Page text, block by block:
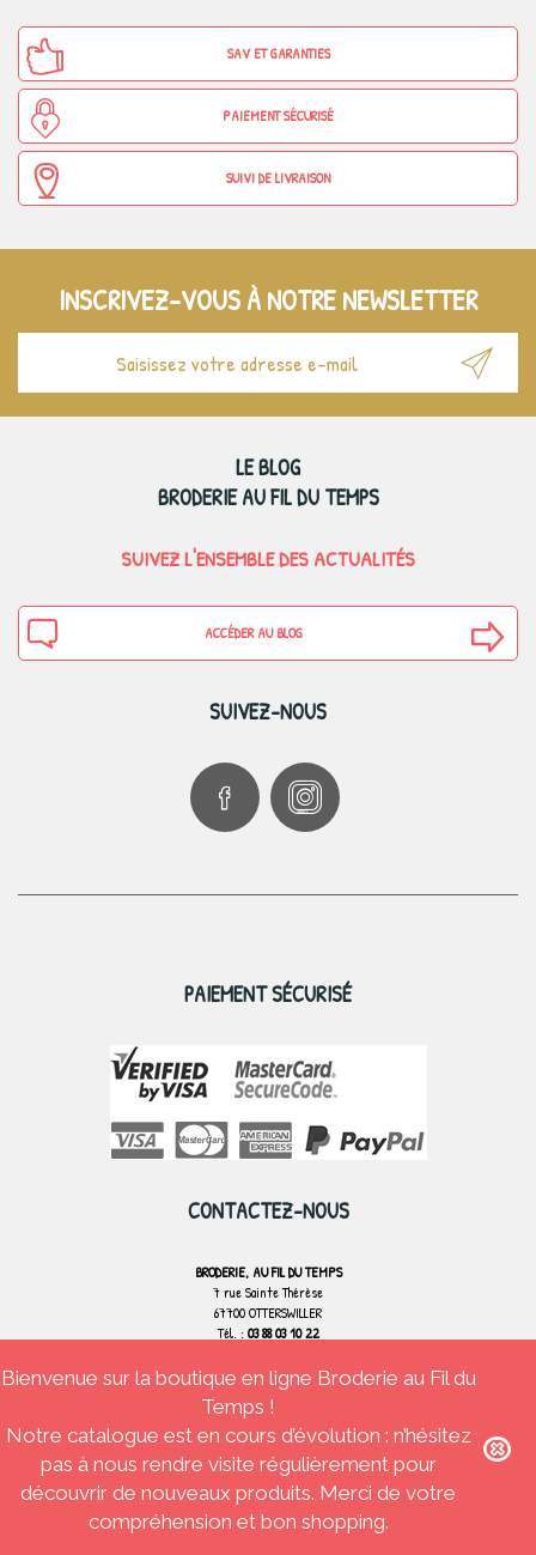
SAV ET GARANTIES
PAIEMENT SÉCURISÉ
SUIVI DE LIVRAISON
INSCRIVEZ-VOUS À NOTRE NEWSLETTER
LE BLOG
BRODERIE AU FIL DU TEMPS
SUIVEZ L'ENSEMBLE DES ACTUALITÉS
ACCÉDER AU BLOG
SUIVEZ-NOUS
PAIEMENT SÉCURISÉ
CONTACTEZ-NOUS
BRODERIE, AU FIL DU TEMPS
7 rue Sainte Thérèse
67700 OTTERSWILLER
Tél. :03 88 03 10 22
CONTACTEZ-NOUS
Broderie Au fil du temps
Tous droits réservés
Conditions générales de ventes
Agence web Strasbourg
Bienvenue sur la boutique en ligne Broderie au Fil du
Temps !
Notre catalogue est en cours d’évolution : n’hésitez
pas à nous rendre visite régulièrement pour
découvrir de nouveaux produits. Merci de votre
compréhension et bon shopping.